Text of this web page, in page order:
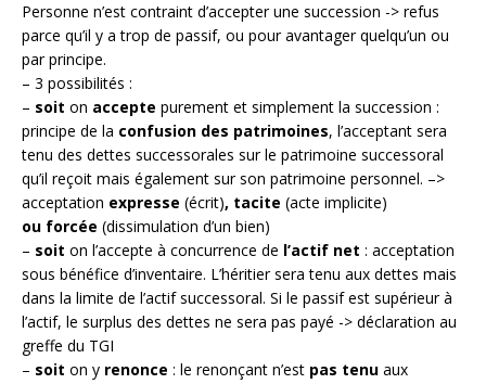
Personne n’est contraint d’accepter une succession -> refus
parce qu’il y a trop de passif, ou pour avantager quelqu’un ou
par principe.
– 3 possibilités :
– soit on accepte purement et simplement la succession :
principe de la confusion des patrimoines, l’acceptant sera
tenu des dettes successorales sur le patrimoine successoral
qu’il reçoit mais également sur son patrimoine personnel. –>
acceptation expresse (écrit), tacite (acte implicite)
ou forcée (dissimulation d’un bien)
– soit on l’accepte à concurrence de l’actif net : acceptation
sous bénéfice d’inventaire. L’héritier sera tenu aux dettes mais
dans la limite de l’actif successoral. Si le passif est supérieur à
l’actif, le surplus des dettes ne sera pas payé -> déclaration au
greffe du TGI
– soit on y renonce : le renonçant n’est pas tenu aux